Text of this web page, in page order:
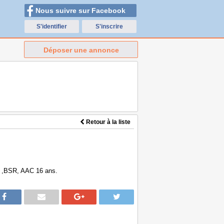
Nous suivre sur Facebook
S'identifier S'inscrire
Déposer une annonce
Retour à la liste
AAC 16 ans.